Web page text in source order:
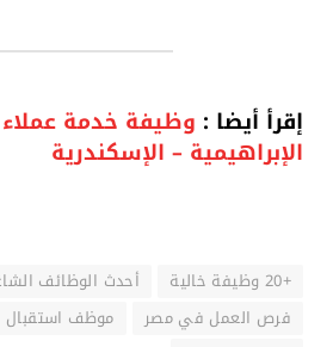
إقرأ أيضا : وظيفة خدمة
الإبراهيمية – الإسكندرية
+20 وظيفة خالية
أحدث الوظائف
فرص العمل في مصر
موظف استقبال